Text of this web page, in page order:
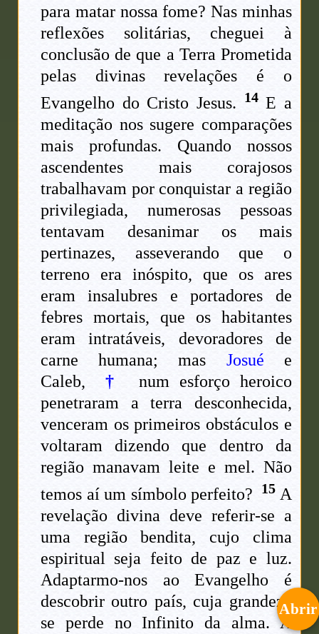
para matar nossa fome? Nas minhas
reflexões solitárias, cheguei à
conclusão de que a Terra Prometida
pelas divinas revelações é o
Evangelho do Cristo Jesus. 14E a
meditação nos sugere comparações
mais profundas. Quando nossos
ascendentes mais corajosos
trabalhavam por conquistar a região
privilegiada, numerosas pessoas
tentavam desanimar os mais
pertinazes, asseverando que o
terreno era inóspito, que os ares
eram insalubres e portadores de
febres mortais, que os habitantes
eram intratáveis, devoradores de
carne humana; mas Josué e
Caleb,
†
num esforço heroico
penetraram a terra desconhecida,
venceram os primeiros obstáculos e
voltaram dizendo que dentro da
região manavam leite e mel. Não
temos aí um símbolo perfeito?
15 A
revelação divina deve referir-se a
uma região bendita, cujo clima
espiritual seja feito de paz e luz.
Adaptarmo-nos ao Evangelho é
descobrir outro país, cuja grandeza
se perde no Infinito da alma. A
Abrir